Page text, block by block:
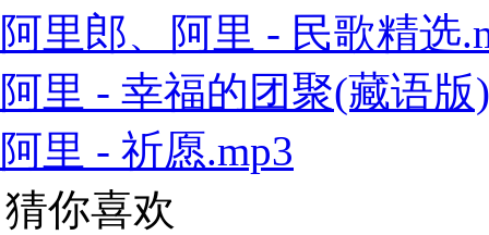
阿里郎、阿里 - 民歌精选
阿里 - 幸福的团聚(藏语版
阿里 - 祈愿.mp3
猜你喜欢